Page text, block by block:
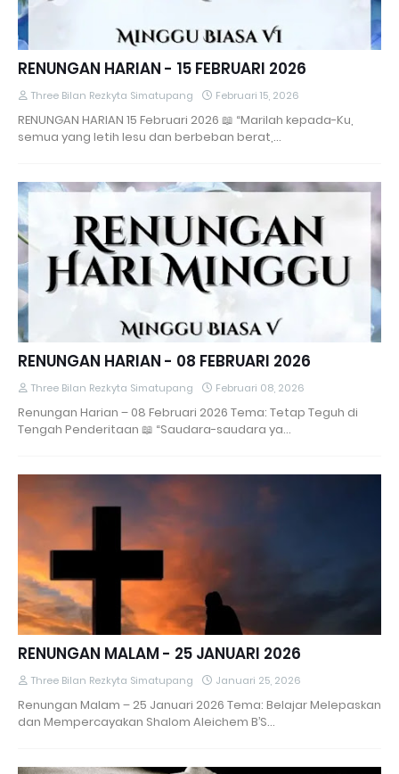
RENUNGAN HARIAN - 15 FEBRUARI 2026
Three Bilan Rezkyta Simatupang Februari 15, 2026
RENUNGAN HARIAN 15 Februari 2026 📖 “Marilah kepada-Ku,
semua yang letih lesu dan berbeban berat,…
RENUNGAN HARIAN - 08 FEBRUARI 2026
Three Bilan Rezkyta Simatupang Februari 08, 2026
Renungan Harian – 08 Februari 2026 Tema: Tetap Teguh di
Tengah Penderitaan 📖 “Saudara-saudara ya…
RENUNGAN MALAM - 25 JANUARI 2026
Three Bilan Rezkyta Simatupang Januari 25, 2026
Renungan Malam – 25 Januari 2026 Tema: Belajar Melepaskan
dan Mempercayakan Shalom Aleichem B’S…